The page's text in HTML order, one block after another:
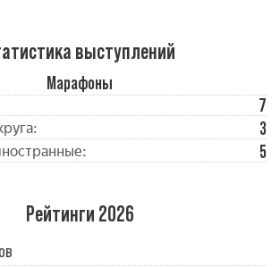
выступлений
Марафоны
7
3
5
Рейтинги 2026